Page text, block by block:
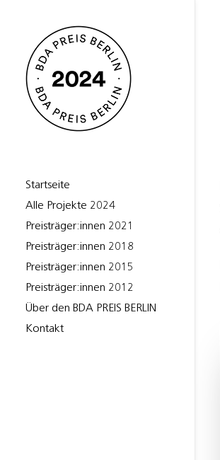
Startseite
Alle Projekte 2024
Preisträger:innen 2021
Preisträger:innen 2018
Preisträger:innen 2015
Preisträger:innen 2012
Über den BDA PREIS BERLIN
Kontakt